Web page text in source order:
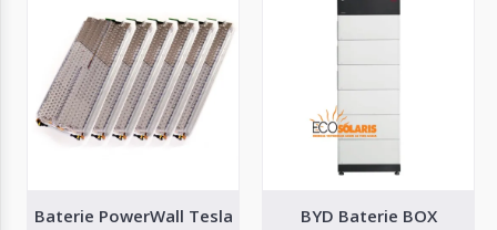
Baterie PowerWall Tesla
BYD Baterie BOX